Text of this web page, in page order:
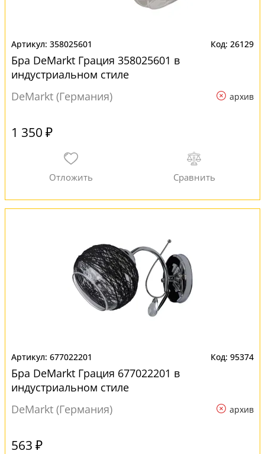
358025601 26129
Бра DeMarkt Грация 358025601 в
индустриальном стиле
DeMarkt (Германия)
архив
1 350 ₽
677022201 95374
Бра DeMarkt Грация 677022201 в
индустриальном стиле
DeMarkt (Германия)
архив
563 ₽